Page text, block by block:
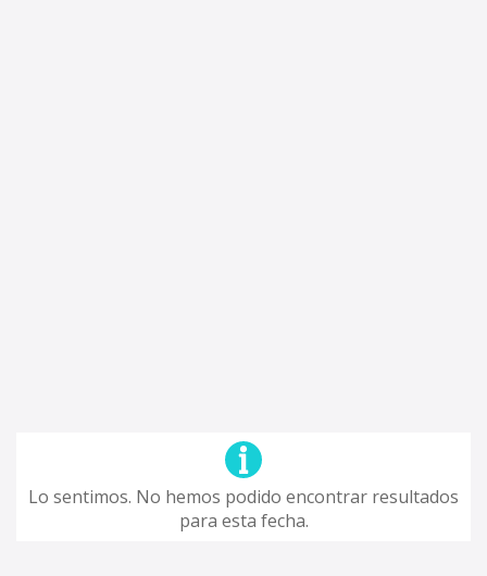
Lo sentimos. No hemos podido encontrar resultados
para esta fecha.